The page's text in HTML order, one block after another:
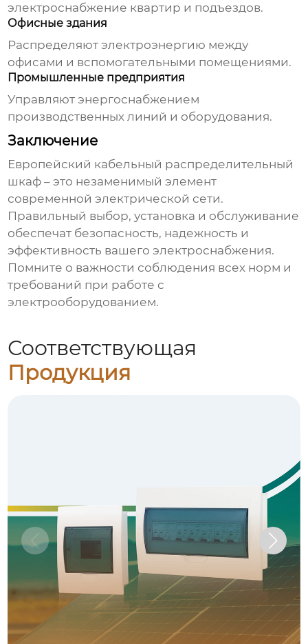
электроснабжение квартир и подъездов.
Офисные здания
Распределяют электроэнергию между
офисами и вспомогательными помещениями.
Промышленные предприятия
Управляют энергоснабжением
производственных линий и оборудования.
Заключение
Европейский кабельный распределительный
шкаф – это незаменимый элемент
современной электрической сети.
Правильный выбор, установка и обслуживание
обеспечат безопасность, надежность и
эффективность вашего электроснабжения.
Помните о важности соблюдения всех норм и
требований при работе с
электрооборудованием.
Соответствующая
Продукция